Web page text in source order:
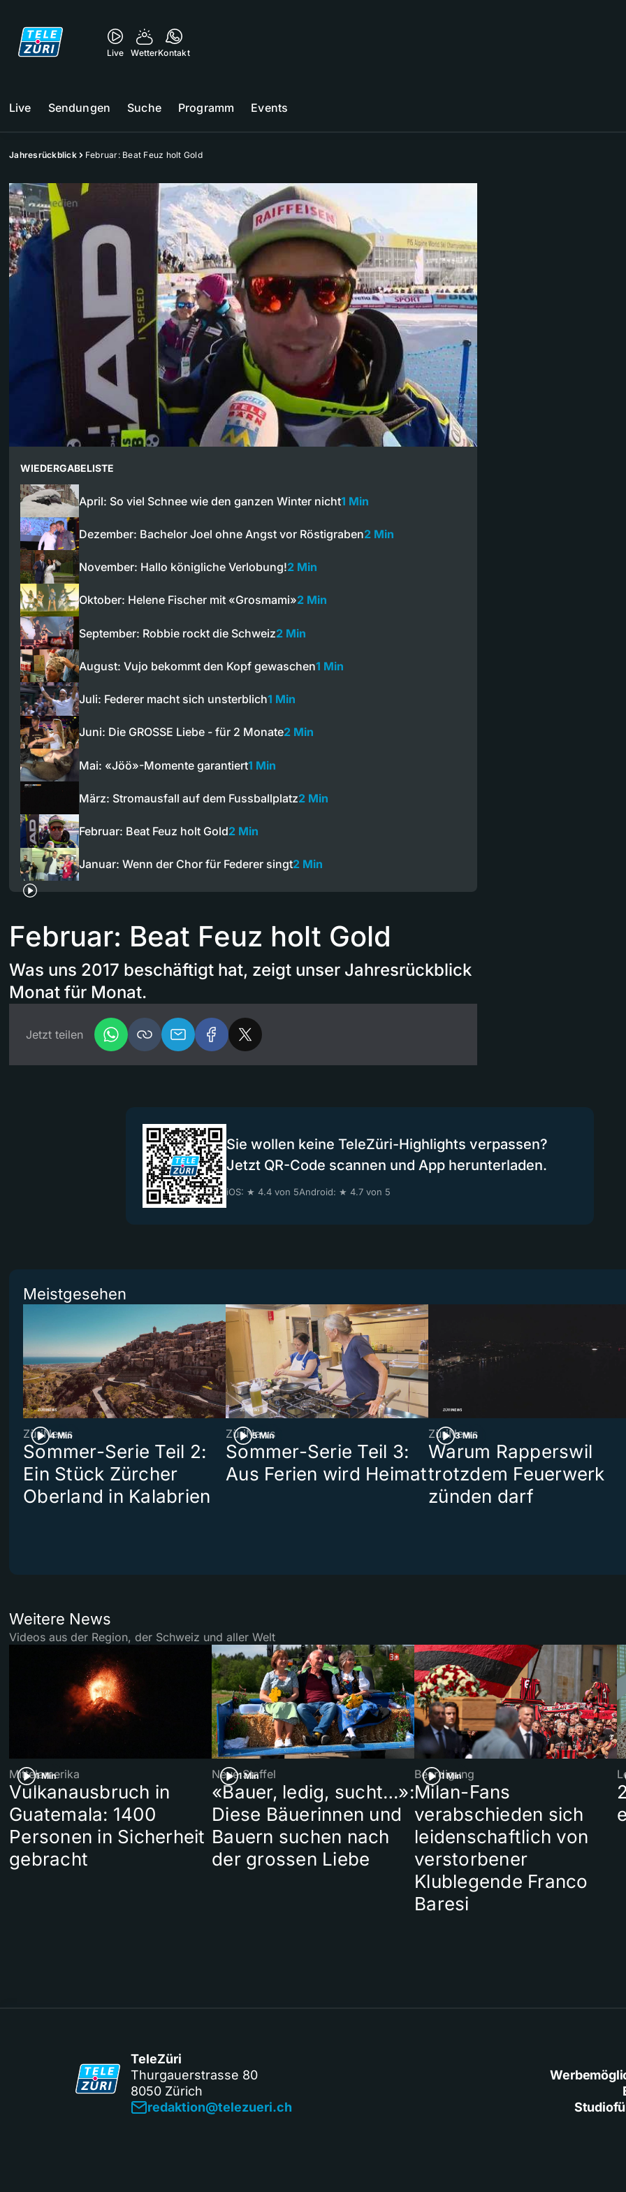
Live WetterKontakt
Live Sendungen Suche Programm Events
Jahresrückblick Februar: Beat Feuz holt Gold
WIEDERGABELISTE
April: So viel Schnee wie den ganzen Winter nicht1 Min
Dezember: Bachelor Joel ohne Angst vor Röstigraben2 Min
November: Hallo königliche Verlobung!2 Min
Oktober: Helene Fischer mit «Grosmami»2 Min
September: Robbie rockt die Schweiz2 Min
August: Vujo bekommt den Kopf gewaschen1 Min
Juli: Federer macht sich unsterblich1 Min
Juni: Die GROSSE Liebe - für 2 Monate2 Min
Mai: «Jöö»-Momente garantiert1 Min
März: Stromausfall auf dem Fussballplatz2 Min
Februar: Beat Feuz holt Gold2 Min
Januar: Wenn der Chor für Federer singt2 Min
Februar: Beat Feuz holt Gold
Was uns 2017 beschäftigt hat, zeigt unser Jahresrückblick
Monat für Monat.
Jetzt teilen
Sie wollen keine TeleZüri-Highlights verpassen?
Jetzt QR-Code scannen und App herunterladen.
iOS: ★ 4.4 von 5Android: ★ 4.7 von 5
Meistgesehen
4 Min
ZüriNews
Sommer-Serie Teil 2:
Ein Stück Zürcher
Oberland in Kalabrien
5 Min
ZüriNews
Sommer-Serie Teil 3:
Aus Ferien wird Heimat
3 Min
ZüriNews
Warum Rapperswil
trotzdem Feuerwerk
zünden darf
Weitere News
Videos aus der Region, der Schweiz und aller Welt
1 Min
Mittelamerika
Vulkanausbruch in
Guatemala: 1400
Personen in Sicherheit
gebracht
1 Min
Neue Staffel
«Bauer, ledig, sucht…»:
Diese Bäuerinnen und
Bauern suchen nach
der grossen Liebe
1 Min
Beerdigung
Milan-Fans
verabschieden sich
leidenschaftlich von
verstorbener
Klublegende Franco
Baresi
TeleZüri
Thurgauerstrasse 80
8050 Zürich
redaktion@telezueri.ch